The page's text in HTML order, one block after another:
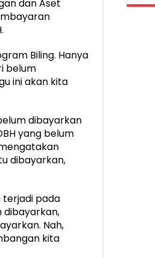
dan Aset
Biling. Hanya
belum
ini akan kita
dibayarkan
yang belum
dibayarkan,
pada
dibayarkan,
Nah,
kita